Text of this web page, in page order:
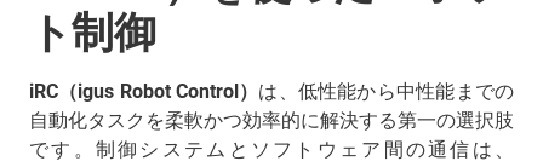
ト制御
iRC（igus Robot Control） は、低性能から中性能までの
自動化タスクを柔軟かつ効率的に解決する第一の選択肢
です。制御システムとソフトウェア間の通信は、